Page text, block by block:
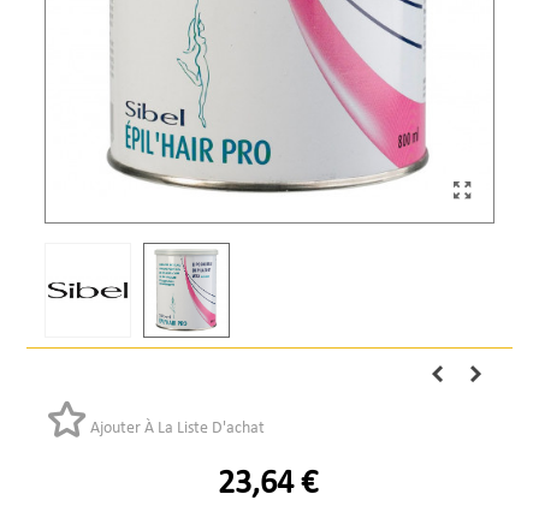
Ajouter À La Liste D'achat
23,64 €